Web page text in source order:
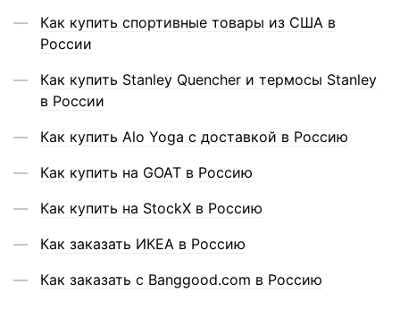
Как купить спортивные товары из США в
России
Как купить Stanley Quencher и термосы Stanley
в России
Как купить Alo Yoga с доставкой в Россию
Как купить на GOAT в Россию
Как купить на StockX в Россию
Как заказать ИКЕА в Россию
Как заказать с Banggood.com в Россию